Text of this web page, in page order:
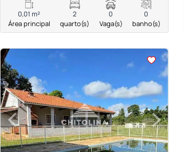
0,01 m²
Área principal
2
quarto(s)
0
Vaga(s)
0
banho(s)
<<
‹Previous ›
Next